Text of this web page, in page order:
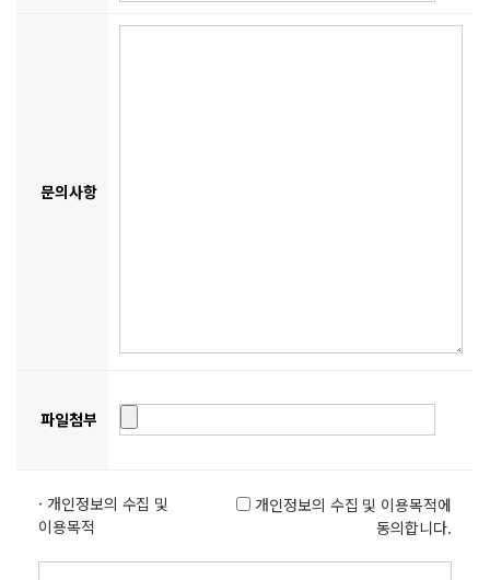
문의사항
파일첨부
· 개인정보의 수집 및
이용목적
개인정보의 수집 및 이용목적에
동의합니다.